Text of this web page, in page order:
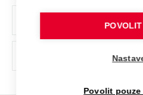
Ochrana osobních údajů
odkaz)
Povolit